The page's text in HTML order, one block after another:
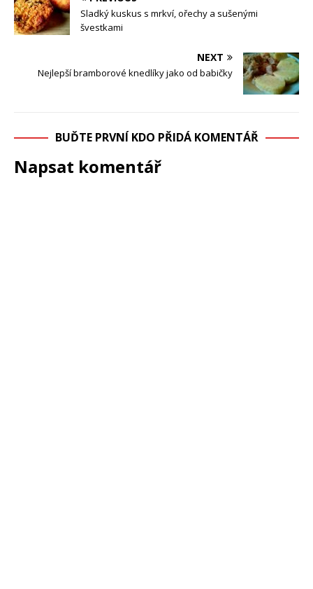
Sladký kuskus s mrkví, ořechy a sušenými
švestkami
NEXT
Nejlepší bramborové knedlíky jako od babičky
BUĎTE PRVNÍ KDO PŘIDÁ KOMENTÁŘ
Napsat komentář